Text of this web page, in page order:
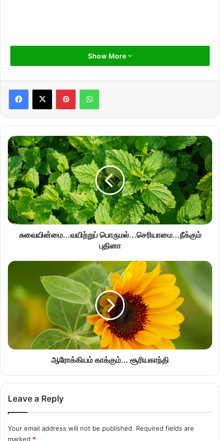
Show More
சுவையின்மை...வயிற்றுப் பொருமல்...செரியாமை...நீக்கும்
புதினா
ஆரோக்கியம் காக்கும்... சூரியகாந்தி
Leave a Reply
Your email address will not be published. Required fields are
marked *